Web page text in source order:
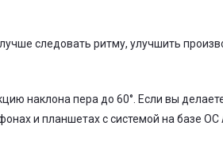
следовать ритму, улучшить
наклона пера до 60°. Если вы
и планшетах с системой на базе